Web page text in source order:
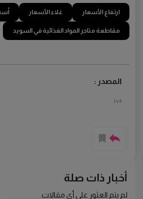
ارتفاع الأسعار غلاء الأسعار
مقاطعة متاجر المواد الغذائية في السويد
المصدر :
tv4
أخبار ذات صلة
لم يتم العثور على أي مقالات